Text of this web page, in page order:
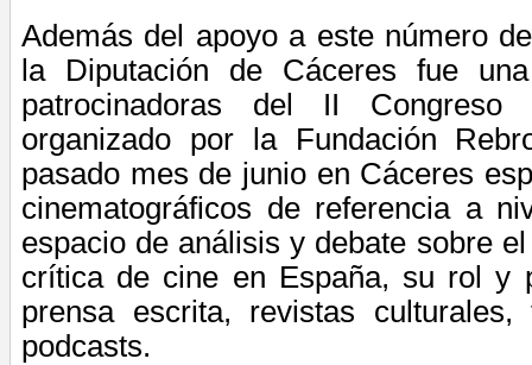
Además del apoyo a este número
la Diputación de Cáceres fue
patrocinadoras del II Congreso
organizado por la Fundación
pasado mes de junio en Cáceres
cinematográficos de referencia a
espacio de análisis y debate sobre
crítica de cine en España, su rol y
prensa escrita, revistas
podcasts.